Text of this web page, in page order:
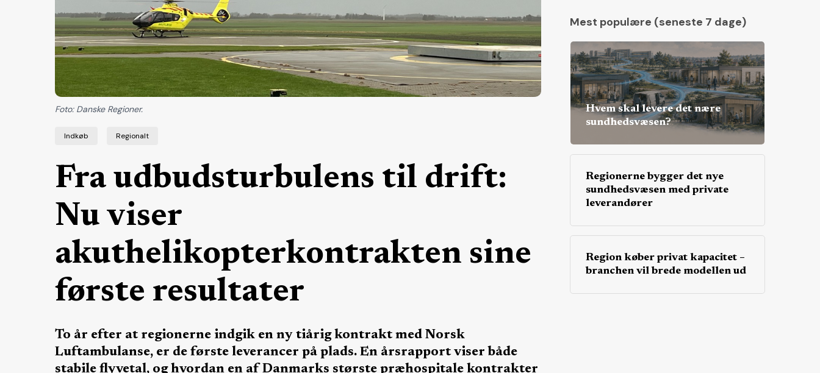
Indkøb Regionalt
Fra udbudsturbulens til drift:
Nu viser
akuthelikopterkontrakten sine
første resultater
To år efter at regionerne indgik en ny tiårig kontrakt med Norsk
Luftambulanse, er de første leverancer på plads. En årsrapport viser både
stabile flyvetal, og hvordan en af Danmarks største præhospitale kontrakter
Foto: Danske Regioner.
Mest populære (seneste 7 dage)
Hvem skal levere det nære
sundhedsvæsen?
Regionerne bygger det nye
sundhedsvæsen med private
leverandører
Region køber privat kapacitet –
branchen vil brede modellen ud